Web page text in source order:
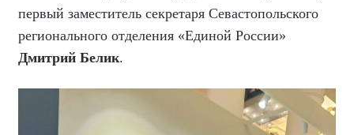
первый заместитель секретаря Севастопольского
регионального отделения «Единой России»
Дмитрий Белик.